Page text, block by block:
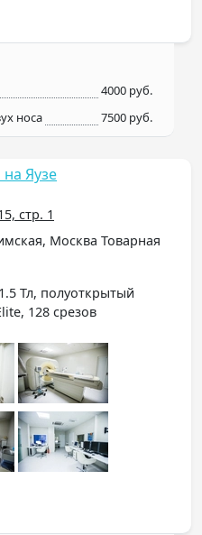
4000 руб.
носа
7500 руб.
Яузе
стр. 1
Москва Товарная
Тл, полуоткрытый
128 срезов